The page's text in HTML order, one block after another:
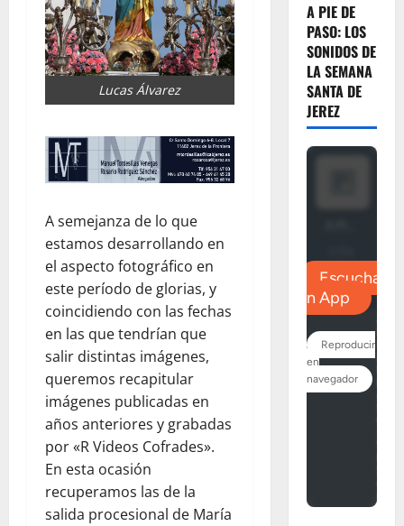
Lucas Álvarez
A semejanza de lo que
estamos desarrollando en
el aspecto fotográfico en
este período de glorias, y
coincidiendo con las fechas
en las que tendrían que
salir distintas imágenes,
queremos recapitular
imágenes publicadas en
años anteriores y grabadas
por «R Videos Cofrades».
En esta ocasión
recuperamos las de la
salida procesional de María
A PIE DE
PASO: LOS
SONIDOS DE
LA SEMANA
SANTA DE
JEREZ